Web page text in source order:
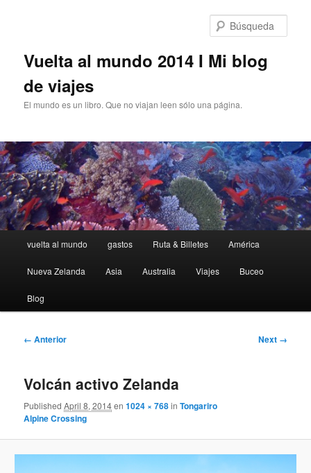
Vuelta al mundo 2014 I Mi blog
de viajes
El mundo es un libro. Que no viajan leen sólo una página.
Principal
vuelta al mundo gastos Ruta & Billetes América
Nueva Zelanda Asia Australia Viajes Buceo
Blog
Image
← Anterior Next →
Volcán activo Zelanda
PublishedApril 8, 2014en1024 × 768inTongariro
Alpine Crossing